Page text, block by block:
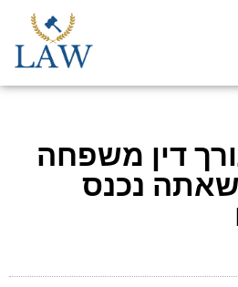
דין משפחה
שאתה נכנס